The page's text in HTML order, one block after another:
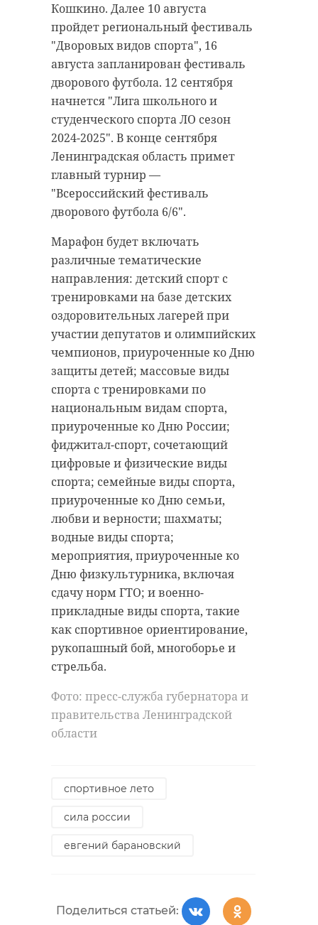
Кошкино. Далее 10 августа
пройдет региональный фестиваль
"Дворовых видов спорта", 16
августа запланирован фестиваль
дворового футбола. 12 сентября
начнется "Лига школьного и
студенческого спорта ЛО сезон
2024-2025". В конце сентября
Ленинградская область примет
главный турнир —
"Всероссийский фестиваль
дворового футбола 6/6".
Марафон будет включать
различные тематические
направления: детский спорт с
тренировками на базе детских
оздоровительных лагерей при
участии депутатов и олимпийских
чемпионов, приуроченные ко Дню
защиты детей; массовые виды
спорта с тренировками по
национальным видам спорта,
приуроченные ко Дню России;
фиджитал-спорт, сочетающий
цифровые и физические виды
спорта; семейные виды спорта,
приуроченные ко Дню семьи,
любви и верности; шахматы;
водные виды спорта;
мероприятия, приуроченные ко
Дню физкультурника, включая
сдачу норм ГТО; и военно-
прикладные виды спорта, такие
как спортивное ориентирование,
рукопашный бой, многоборье и
стрельба.
Фото: пресс-служба губернатора и
правительства Ленинградской
области
спортивное лето
сила россии
евгений барановский
Поделиться статьей: